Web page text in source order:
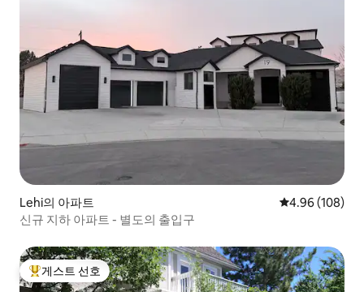
Lehi의 아파트 평점 4.96점(5
4.96 (108)
신규 지하 아파트 - 별도의 출입구
상위 게스트 선호
게스트 선호